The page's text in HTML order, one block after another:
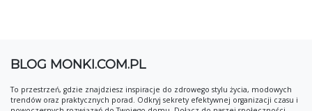
BLOG MONKI.COM.PL
To przestrzeń, gdzie znajdziesz inspiracje do zdrowego stylu życia, modowych
trendów oraz praktycznych porad. Odkryj sekrety efektywnej organizacji czasu i